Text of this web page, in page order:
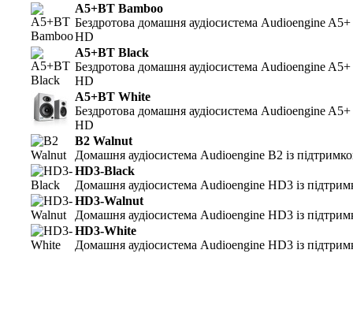
A5+BT Bamboo
Бездротова домашня аудіосистема Audioengine
HD
A5+BT Black
Бездротова домашня аудіосистема Audioengine
HD
A5+BT White
Бездротова домашня аудіосистема Audioengine
HD
B2 Walnut
Домашня аудіосистема Audioengine B2 із
HD3-Black
Домашня аудіосистема Audioengine HD3 із
HD3-Walnut
Домашня аудіосистема Audioengine HD3 із
HD3-White
Домашня аудіосистема Audioengine HD3 із